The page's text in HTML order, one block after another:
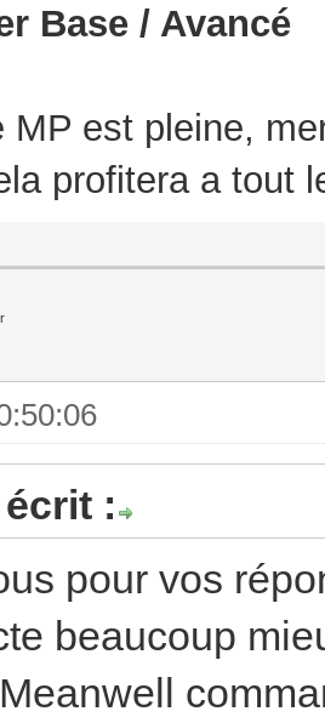
Base / Avancé
MP est pleine,
profitera a tout
:
pour vos
beaucoup